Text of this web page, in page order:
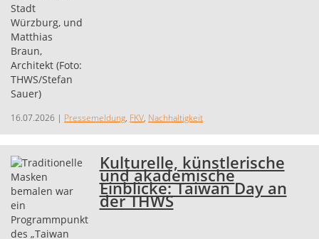
16.07.2026 | Pressemeldung, FKV, Nachhaltigkeit
Kulturelle, künstlerische
und akademische
Einblicke: Taiwan Day an
der THWS